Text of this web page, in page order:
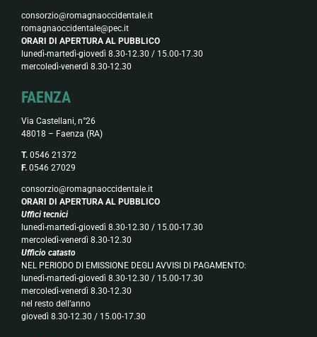
consorzio@romagnaoccidentale.it
romagnaoccidentale@pec.it
ORARI DI APERTURA AL PUBBLICO
lunedì-martedì-giovedì 8.30-12.30 / 15.00-17.30
mercoledì-venerdì 8.30-12.30
FAENZA
Via Castellani, n°26
48018 – Faenza (RA)
T.0546 21372
F.0546 27029
consorzio@romagnaoccidentale.it
ORARI DI APERTURA AL PUBBLICO
Uffici tecnici
lunedì-martedì-giovedì 8.30-12.30 / 15.00-17.30
mercoledì-venerdì 8.30-12.30
Ufficio catasto
NEL PERIODO DI EMISSIONE DEGLI AVVISI DI PAGAMENTO:
lunedì-martedì-giovedì 8.30-12.30 / 15.00-17.30
mercoledì-venerdì 8.30-12.30
nel resto dell’anno
giovedì 8.30-12.30 / 15.00-17.30